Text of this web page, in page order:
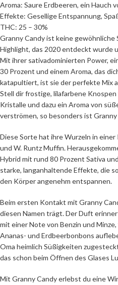
Aroma: Saure Erdbeeren, ein Hauch
Effekte: Gesellige Entspannung,
THC: 25 – 30%
Granny Candy ist keine
Highlight, das 2020 entdeckt wurde
Mit ihrer sativadominierten Power,
30 Prozent und einem Aroma, das
katapultiert, ist sie der perfekte Mix
Stell dir frostige, lilafarbene
Kristalle und dazu ein Aroma von
verströmen, so besonders ist Granny
Diese Sorte hat ihre Wurzeln in
und W. Runtz Muffin.
Hybrid mit rund 80 Prozent Sativa
starke, langanhaltende Effekte, die
den Körper angenehm entspannen.
Beim ersten Kontakt mit Granny
diesen Namen trägt. Der Duft
mit einer Note von Benzin und
Ananas- und Erdbeerbonbons
Oma heimlich Süßigkeiten
das schon beim Öffnen des Glases
Mit Granny Candy erlebst du eine